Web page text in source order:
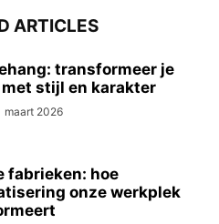
ARTICLES
transformeer je
stijl en karakter
maart 2026
fabrieken: hoe
onze werkplek